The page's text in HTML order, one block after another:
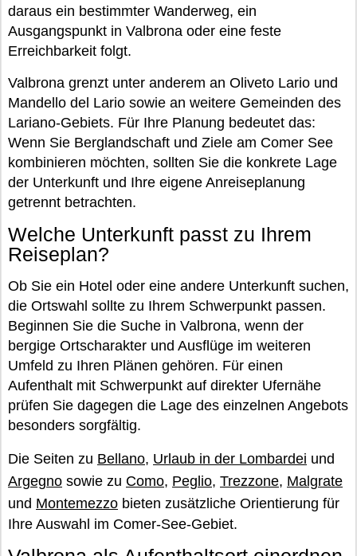
daraus ein bestimmter Wanderweg, ein
Ausgangspunkt in Valbrona oder eine feste
Erreichbarkeit folgt.
Valbrona grenzt unter anderem an Oliveto Lario und
Mandello del Lario sowie an weitere Gemeinden des
Lariano-Gebiets. Für Ihre Planung bedeutet das:
Wenn Sie Berglandschaft und Ziele am Comer See
kombinieren möchten, sollten Sie die konkrete Lage
der Unterkunft und Ihre eigene Anreiseplanung
getrennt betrachten.
Welche Unterkunft passt zu Ihrem
Reiseplan?
Ob Sie ein Hotel oder eine andere Unterkunft suchen,
die Ortswahl sollte zu Ihrem Schwerpunkt passen.
Beginnen Sie die Suche in Valbrona, wenn der
bergige Ortscharakter und Ausflüge im weiteren
Umfeld zu Ihren Plänen gehören. Für einen
Aufenthalt mit Schwerpunkt auf direkter Ufernähe
prüfen Sie dagegen die Lage des einzelnen Angebots
besonders sorgfältig.
Die Seiten zu Bellano, Urlaub in der Lombardei und
Argegno sowie zu Como, Peglio, Trezzone, Malgrate
und Montemezzo bieten zusätzliche Orientierung für
Ihre Auswahl im Comer-See-Gebiet.